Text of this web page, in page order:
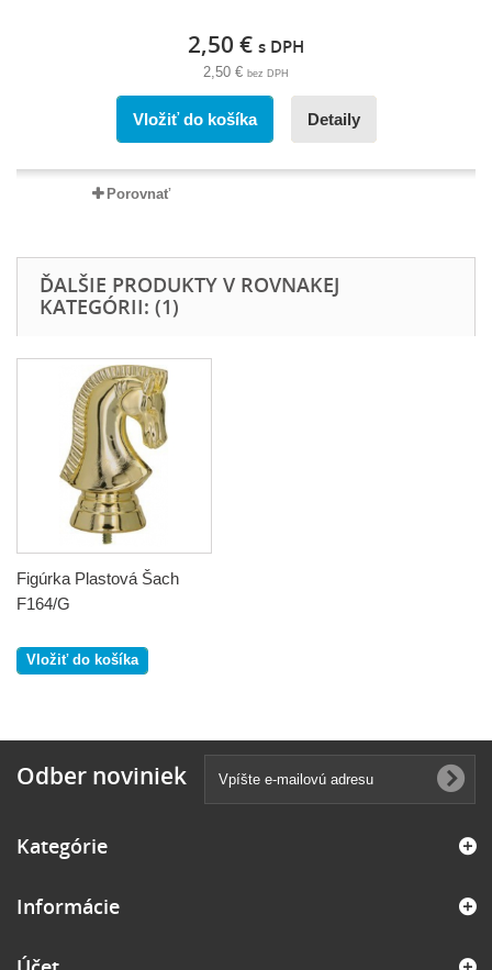
2,50 € s DPH
2,50 € bez DPH
Vložiť do košíka Detaily
Porovnať
ĎALŠIE PRODUKTY V ROVNAKEJ
KATEGÓRII: (1)
Figúrka Plastová Šach
F164/G
Vložiť do košíka
Odber noviniek
Kategórie
Informácie